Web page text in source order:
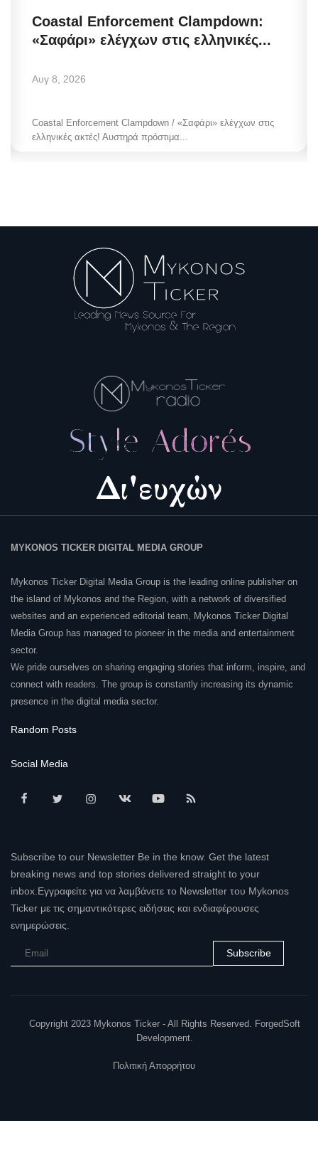
Coastal Enforcement Clampdown:
«Σαφάρι» ελέγχων στις ελληνικές...
Αυγ 8, 2026
Coastal Enforcement Clampdown / «Σαφάρι» ελέγχων στις
ελληνικές ακτές! Αυστηρά πρόστιμα...
MYKONOS TICKER DIGITAL MEDIA GROUP
Mykonos Ticker Digital Media Group is the leading online publisher on
the island of Mykonos and the Region, with a network of diversified
websites and an experienced editorial team, Mykonos Ticker Digital
Media Group has managed to pioneer in the media and entertainment
sector.
We pride ourselves on sharing engaging stories that inform, inspire, and
connect with readers. The group is constantly increasing its dynamic
presence in the digital media sector.
Random Posts
Social Media
Subscribe to our Newsletter Be in the know. Get the latest
breaking news and top stories delivered straight to your
inbox.Εγγραφείτε για να λαμβάνετε το Newsletter του Mykonos
Ticker με τις σημαντικότερες ειδήσεις και ενδιαφέρουσες
ενημερώσεις.
Subscribe
Copyright 2023 Mykonos Ticker - All Rights Reserved. ForgedSoft
Development.
Πολιτική Απορρήτου